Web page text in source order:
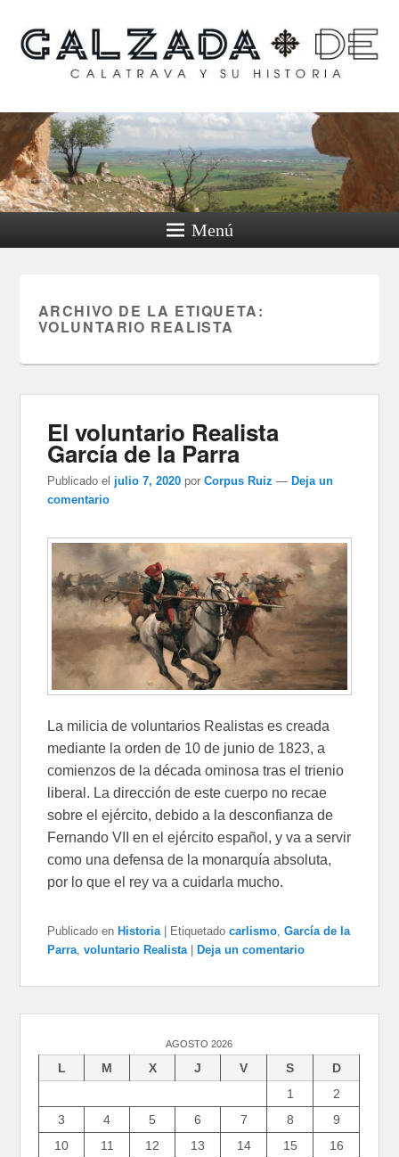
Calzada de Calatrava y
su historia
Menú
ARCHIVO DE LA ETIQUETA:
VOLUNTARIO REALISTA
El voluntario Realista
García de la Parra
Publicado el julio 7, 2020 porCorpus Ruiz — Deja un
comentario
La milicia de voluntarios Realistas es creada
mediante la orden de 10 de junio de 1823, a
comienzos de la década ominosa tras el trienio
liberal. La dirección de este cuerpo no recae
sobre el ejército, debido a la desconfianza de
Fernando VII en el ejército español, y va a servir
como una defensa de la monarquía absoluta,
por lo que el rey va a cuidarla mucho.
Publicado en Historia Etiquetado carlismo,García de la
Parra,voluntario Realista Deja un comentario
AGOSTO 2026
L M X J V S
D
1
2
3
4 5 6 7 8
9
10
11 12 13 14 15
16